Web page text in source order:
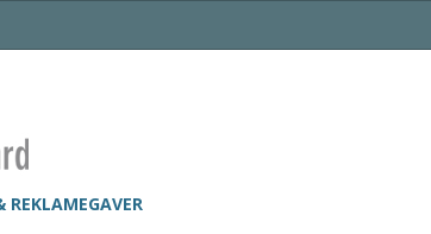
REKLAMEGAVER